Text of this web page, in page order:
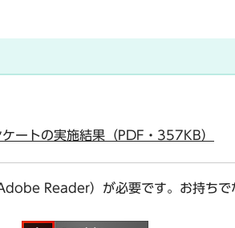
ートの実施結果（PDF・357KB）
Reader）が必要です。お持ちで